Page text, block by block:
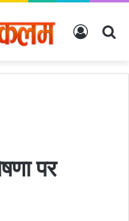
Log In
पर